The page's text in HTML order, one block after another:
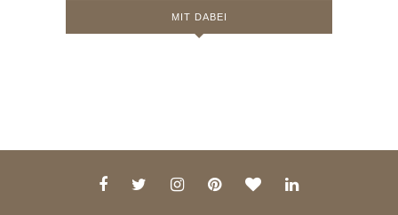
MIT DABEI